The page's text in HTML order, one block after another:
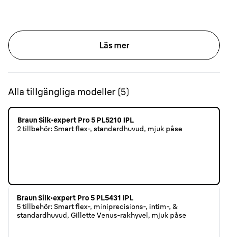
Läs mer
Alla tillgängliga modeller (5)
Braun Silk·expert Pro 5 PL5210 IPL
2 tillbehör: Smart flex-, standardhuvud, mjuk påse
Braun Silk·expert Pro 5 PL5431 IPL
5 tillbehör: Smart flex-, miniprecisions-, intim-, &
standardhuvud, Gillette Venus-rakhyvel, mjuk påse